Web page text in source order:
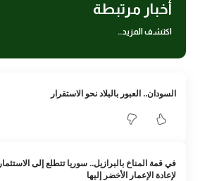
أخبار مرتبطة
اكتشف المزيد..
السودان.. العبور بالبلاد نحو الاستقرار
في قمة المناخ بالبرازيل.. سوريا تتطلع إلى الاستثمار
لإعادة الإعمار الأخضر إليها